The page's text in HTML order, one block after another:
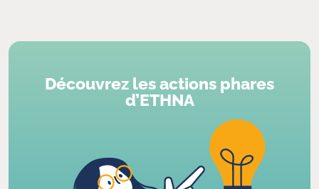
Découvrez les actions phares
d’ETHNA